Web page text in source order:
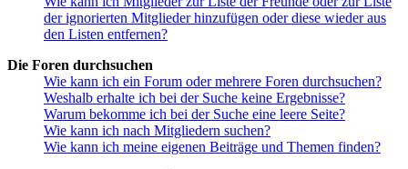
der ignorierten Mitglieder hinzufügen oder diese wieder aus
den Listen entfernen?
Die Foren durchsuchen
Wie kann ich ein Forum oder mehrere Foren durchsuchen?
Weshalb erhalte ich bei der Suche keine Ergebnisse?
Warum bekomme ich bei der Suche eine leere Seite?
Wie kann ich nach Mitgliedern suchen?
Wie kann ich meine eigenen Beiträge und Themen finden?